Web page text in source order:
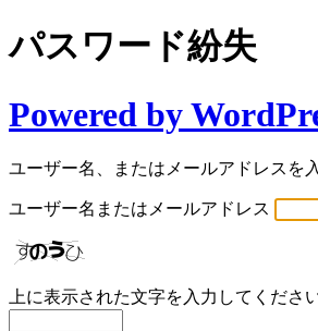
パスワード紛失
Powered by
ユーザー名、またはメールアドレスを
ユーザー名またはメールアドレス
上に表示された文字を入力してください